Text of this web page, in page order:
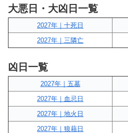
大悪日・大凶日一覧
2027年｜十死日
2027年｜三隣亡
凶日一覧
2027年｜五墓
2027年｜血忌日
2027年｜地火日
2027年｜狼藉日